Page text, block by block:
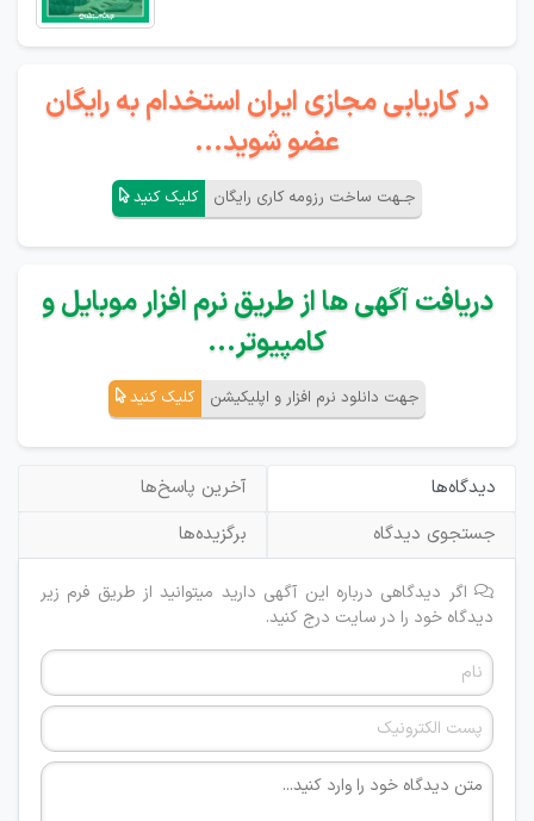
در کاریابی مجازی ایران استخدام به رایگان
عضو شوید...
جـهت ساخت رزومه کاری رایگان کلیک کنید
دریافت آگهی ها از طریق نرم افزار موبایل و
کامپیوتر...
جهت دانلود نرم افزار و اپلیکیشن کلیک کنید
دیدگاه‌ها
آخرین پاسخ‌ها
جستجوی دیدگاه
برگزیده‌ها
اگر دیدگاهی درباره این آگهی دارید میتوانید از طریق فرم زیر
دیدگاه خود را در سایت درج کنید.